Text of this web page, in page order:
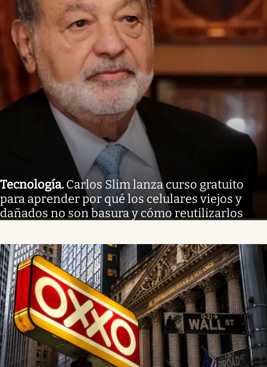
Tecnología. Carlos Slim lanza curso gratuito
para aprender por qué los celulares viejos y
dañados no son basura y cómo reutilizarlos